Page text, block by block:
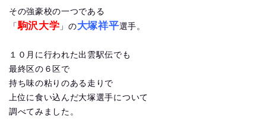
その強豪校の一つである
「駒沢大学 」の大塚祥平選手。
１０月に行われた出雲駅伝でも
最終区の６区で
持ち味の粘りのある走りで
上位に食い込んだ大塚選手について
調べてみました。